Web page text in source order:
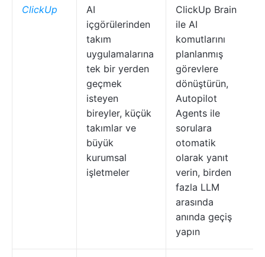
ClickUp
AI
içgörülerinden
takım
uygulamalarına
tek bir yerden
geçmek
isteyen
bireyler, küçük
takımlar ve
büyük
kurumsal
işletmeler
ClickUp Brain
ile AI
komutlarını
planlanmış
görevlere
dönüştürün,
Autopilot
Agents ile
sorulara
otomatik
olarak yanıt
verin, birden
fazla LLM
arasında
anında geçiş
yapın